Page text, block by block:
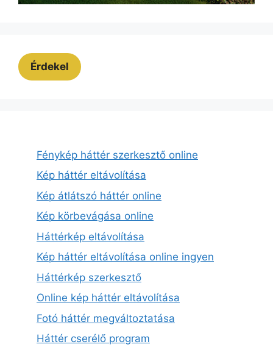
Érdekel
Fénykép háttér szerkesztő online
Kép háttér eltávolítása
Kép átlátszó háttér online
Kép körbevágása online
Háttérkép eltávolítása
Kép háttér eltávolítása online ingyen
Háttérkép szerkesztő
Online kép háttér eltávolítása
Fotó háttér megváltoztatása
Háttér cserélő program